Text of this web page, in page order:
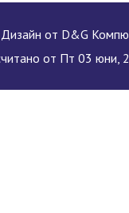
от D&G
от Пт 03 юни,